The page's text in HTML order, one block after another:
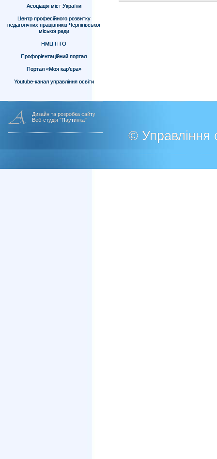
Асоціація міст України
Центр професійного розвитку
педагогічних працівників Чернігівської
міської ради
НМЦ ПТО
Профорієнтаційний портал
Портал «Моя кар’єра»
Youtube-канал управління освіти
Дизайн та розробка сайту
Веб-студія "Паутинка"
© Управління